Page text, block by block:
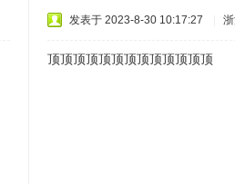
发表于 2023-8-30 10:17:27
顶顶顶顶顶顶顶顶顶顶顶顶顶